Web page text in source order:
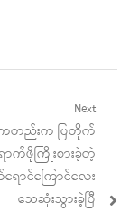
Next
ကတည်းက ပြတိုက်
က်ဖိုကြိုးစားခဲ့တဲ့
ောင်ကြောင်လေး
သေဆုံးသွားခဲ့ပြီ